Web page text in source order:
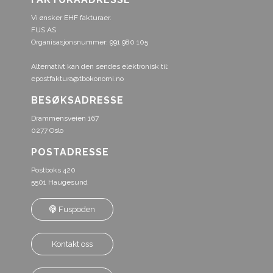
Vi ønsker EHF fakturaer.
FUS AS
Organisasjonsnummer: 991 980 105
Alternativt kan den sendes elektronisk til:
epostfaktura@tbokonomi.no
BESØKSADRESSE
Drammensveien 167
0277 Oslo
POSTADRESSE
Postboks 420
5501 Haugesund
Fuspoden
Kontakt oss